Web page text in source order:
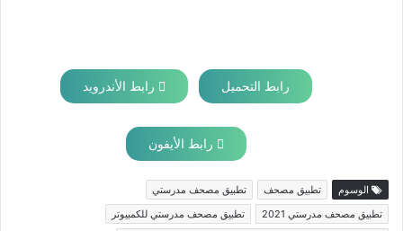
رابط التحميل رابط الأندرويد
رابط الأيفون
الوسوم تطبيق مصحف
تطبيق مصحف مدرستي
تطبيق مصحف مدرستي 2021
تطبيق مصحف مدرستي للكمبيوتر